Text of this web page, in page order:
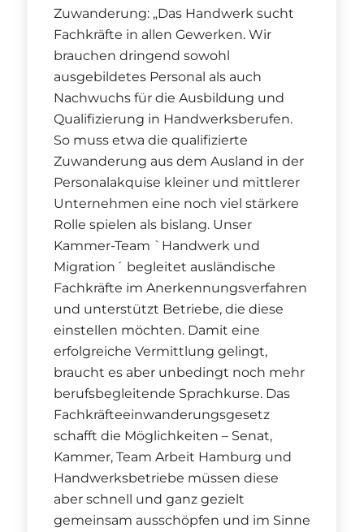
Zuwanderung: „Das Handwerk sucht
Fachkräfte in allen Gewerken. Wir
brauchen dringend sowohl
ausgebildetes Personal als auch
Nachwuchs für die Ausbildung und
Qualifizierung in Handwerksberufen.
So muss etwa die qualifizierte
Zuwanderung aus dem Ausland in der
Personalakquise kleiner und mittlerer
Unternehmen eine noch viel stärkere
Rolle spielen als bislang. Unser
Kammer-Team `Handwerk und
Migration´ begleitet ausländische
Fachkräfte im Anerkennungsverfahren
und unterstützt Betriebe, die diese
einstellen möchten. Damit eine
erfolgreiche Vermittlung gelingt,
braucht es aber unbedingt noch mehr
berufsbegleitende Sprachkurse. Das
Fachkräfteeinwanderungsgesetz
schafft die Möglichkeiten – Senat,
Kammer, Team Arbeit Hamburg und
Handwerksbetriebe müssen diese
aber schnell und ganz gezielt
gemeinsam ausschöpfen und im Sinne